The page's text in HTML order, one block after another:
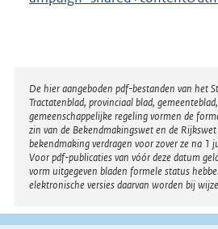
i
n
k
:
Disclaimer
De hier aangeboden pdf-bestanden van het
Tractatenblad, provinciaal blad,
gemeenschappelijke regeling vormen de
zin van de Bekendmakingswet en de
bekendmaking verdragen voor zover ze na 1
Voor pdf-publicaties van vóór deze datum
vorm uitgegeven bladen formele status
elektronische versies daarvan worden bij